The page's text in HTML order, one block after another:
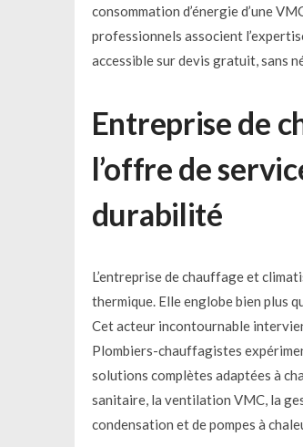
consommation d’énergie d’une
professionnels associent
accessible sur devis gratuit, sans
Entreprise de
l’offre de
durabilité
L’entreprise de chauffage et
thermique. Elle englobe bien plus
Cet acteur incontournable
Plombiers-chauffagistes
solutions complètes adaptées à
sanitaire, la ventilation VMC, la
condensation et de pompes à